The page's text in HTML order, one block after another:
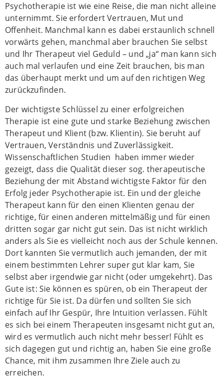
Psychotherapie ist wie eine Reise, die man nicht alleine
unternimmt. Sie erfordert Vertrauen, Mut und
Offenheit. Manchmal kann es dabei erstaunlich schnell
vorwärts gehen, manchmal aber brauchen Sie selbst
und Ihr Therapeut viel Geduld – und „ja“ man kann sich
auch mal verlaufen und eine Zeit brauchen, bis man
das überhaupt merkt und um auf den richtigen Weg
zurückzufinden.
Der wichtigste Schlüssel zu einer erfolgreichen
Therapie ist eine gute und starke Beziehung zwischen
Therapeut und Klient (bzw. Klientin). Sie beruht auf
Vertrauen, Verständnis und Zuverlässigkeit.
Wissenschaftlichen Studien haben immer wieder
gezeigt, dass die Qualität dieser sog. therapeutische
Beziehung der mit Abstand wichtigste Faktor für den
Erfolg jeder Psychotherapie ist. Ein und der gleiche
Therapeut kann für den einen Klienten genau der
richtige, für einen anderen mittelmäßig und für einen
dritten sogar gar nicht gut sein. Das ist nicht wirklich
anders als Sie es vielleicht noch aus der Schule kennen.
Dort kannten Sie vermutlich auch jemanden, der mit
einem bestimmten Lehrer super gut klar kam, Sie
selbst aber irgendwie gar nicht (oder umgekehrt). Das
Gute ist: Sie können es spüren, ob ein Therapeut der
richtige für Sie ist. Da dürfen und sollten Sie sich
einfach auf Ihr Gespür, Ihre Intuition verlassen. Fühlt
es sich bei einem Therapeuten insgesamt nicht gut an,
wird es vermutlich auch nicht mehr besser! Fühlt es
sich dagegen gut und richtig an, haben Sie eine große
Chance, mit ihm zusammen Ihre Ziele auch zu
erreichen.